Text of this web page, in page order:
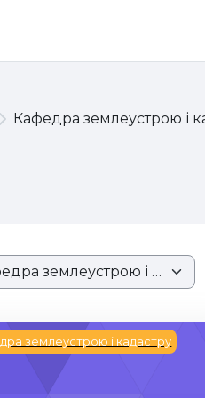
Кафедра землеустрою і
забезпечення
землеустрою і кадастру